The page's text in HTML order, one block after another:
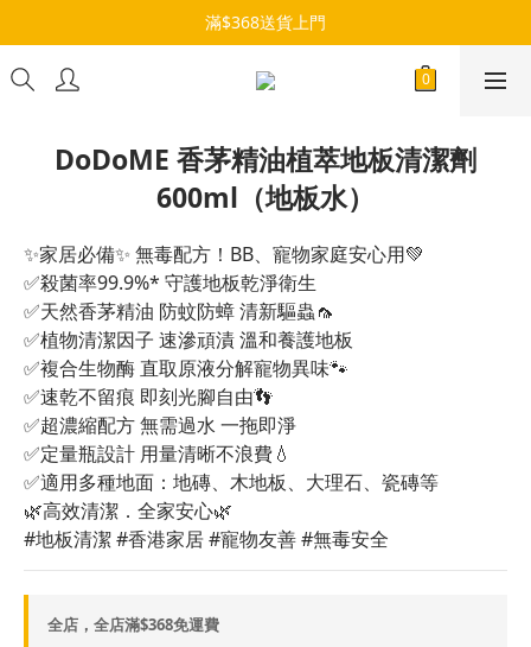
滿$368送貨上門
DoDoME 香茅精油植萃地板清潔劑
600ml（地板水）
✨家居必備✨ 無毒配方！BB、寵物家庭安心用💚
✅殺菌率99.9%* 守護地板乾淨衛生
✅天然香茅精油 防蚊防蟑 清新驅蟲🦟
✅植物清潔因子 速滲頑漬 溫和養護地板
✅複合生物酶 直取原液分解寵物異味🐾
✅速乾不留痕 即刻光腳自由👣
✅超濃縮配方 無需過水 一拖即淨
✅定量瓶設計 用量清晰不浪費💧
✅適用多種地面：地磚、木地板、大理石、瓷磚等
🌿高效清潔．全家安心🌿
#地板清潔 #香港家居 #寵物友善 #無毒安全
全店，全店滿$368免運費